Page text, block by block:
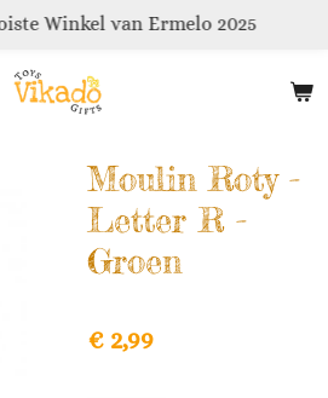
Winkel van Ermelo 2025
Moulin Roty -
Letter R -
Groen
€ 2,99